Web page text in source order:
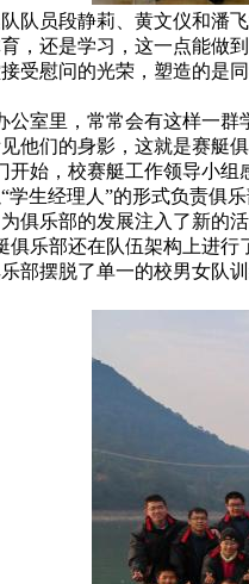
队员段静莉、黄文仪和潘
，还是学习，这一点能做
受慰问的光荣，塑造的是
室里，常常会有这样一群
他们的身影，这就是赛艇
始，校赛艇工作领导小组
学生经理人”的形式负责俱
俱乐部的发展注入了新的活
乐部还在队伍架构上进行
部摆脱了单一的校男女队